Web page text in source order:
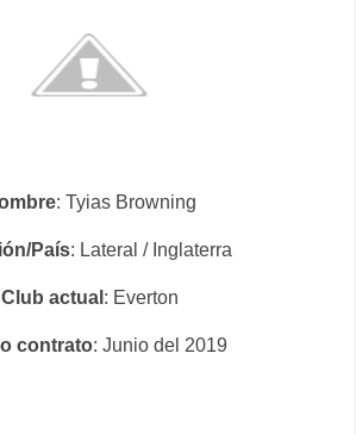
: Tyias Browning
País: Lateral / Inglaterra
Club actual : Everton
contrato: Junio del 2019